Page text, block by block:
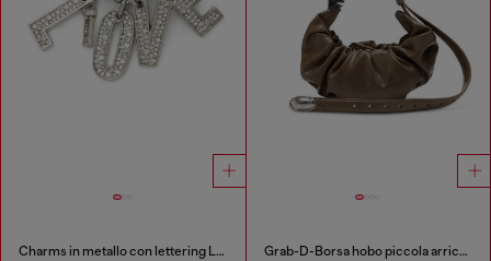
Charms in metallo con lettering LOVE Grab-D-Borsa hobo piccola arricciata